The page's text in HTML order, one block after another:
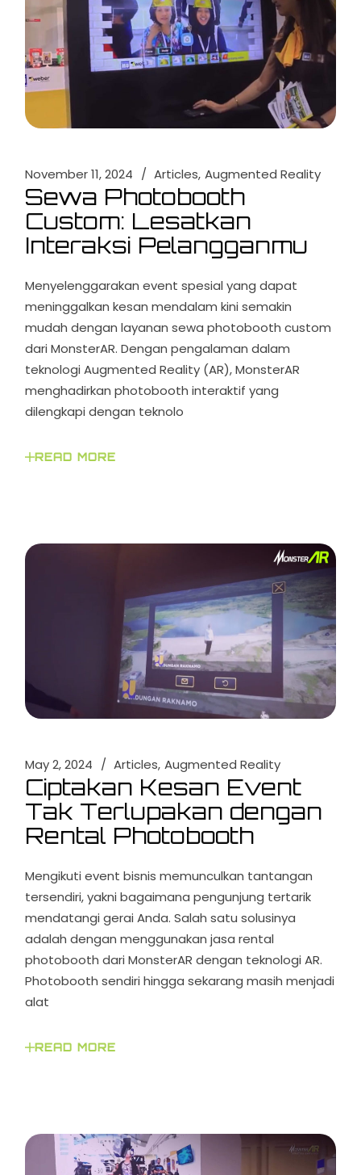
November 11, 2024 Articles Augmented Reality
Sewa Photobooth
Custom: Lesatkan
Interaksi Pelangganmu
Menyelenggarakan event spesial yang dapat
meninggalkan kesan mendalam kini semakin
mudah dengan layanan sewa photobooth custom
dari MonsterAR. Dengan pengalaman dalam
teknologi Augmented Reality (AR), MonsterAR
menghadirkan photobooth interaktif yang
dilengkapi dengan teknolo
READ MORE
May 2, 2024 Articles Augmented Reality
Ciptakan Kesan Event
Tak Terlupakan dengan
Rental Photobooth
Mengikuti event bisnis memunculkan tantangan
tersendiri, yakni bagaimana pengunjung tertarik
mendatangi gerai Anda. Salah satu solusinya
adalah dengan menggunakan jasa rental
photobooth dari MonsterAR dengan teknologi AR.
Photobooth sendiri hingga sekarang masih menjadi
alat
READ MORE